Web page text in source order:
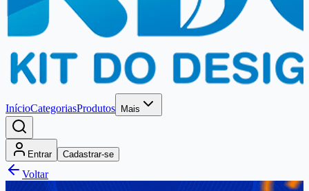
InícioCategoriasProdutos Mais
Entrar Cadastrar-se
Voltar